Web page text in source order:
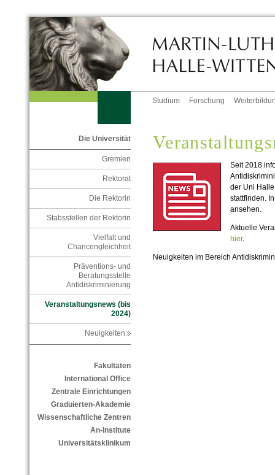
Studium Forschung
Die Universität
Gremien
Rektorat
Die Rektorin
Stabsstellen der Rektorin
Vielfalt und
Chancengleichheit
Präventions- und
Beratungsstelle
Antidiskriminierung
Veranstaltungsnews (bis
2024)
Neuigkeiten
Fakultäten
International Office
Zentrale Einrichtungen
Graduierten-Akademie
Wissenschaftliche Zentren
An-Institute
Universitätsklinikum
Seit 2018
der Uni
stattfinden.
ansehen.
Aktuelle
hier.
Neuigkeiten im Bereich